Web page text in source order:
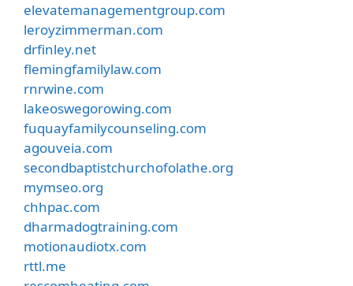
elevatemanagementgroup.com
leroyzimmerman.com
drfinley.net
flemingfamilylaw.com
rnrwine.com
lakeoswegorowing.com
fuquayfamilycounseling.com
agouveia.com
secondbaptistchurchofolathe.org
mymseo.org
chhpac.com
dharmadogtraining.com
motionaudiotx.com
rttl.me